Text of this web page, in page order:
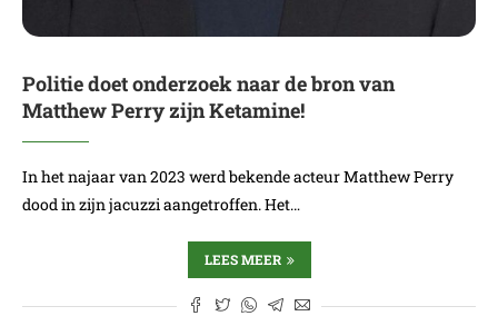
Politie doet onderzoek naar de bron van
Matthew Perry zijn Ketamine!
In het najaar van 2023 werd bekende acteur Matthew Perry
dood in zijn jacuzzi aangetroffen. Het…
LEES MEER